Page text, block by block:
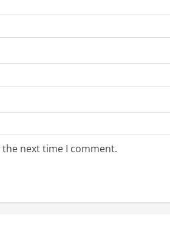
next time I comment.